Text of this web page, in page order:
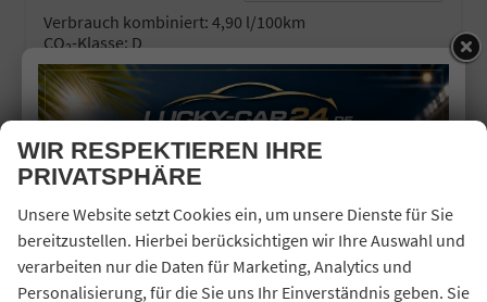
Verbrauch kombiniert: 4,90 l/100km
CO2-Klasse: D
CO2-Emissionen:128,00 g/km
WIR RESPEKTIEREN IHRE
PRIVATSPHÄRE
Unsere Website setzt Cookies ein, um unsere Dienste für Sie
bereitzustellen. Hierbei berücksichtigen wir Ihre Auswahl und
verarbeiten nur die Daten für Marketing, Analytics und
Personalisierung, für die Sie uns Ihr Einverständnis geben. Sie